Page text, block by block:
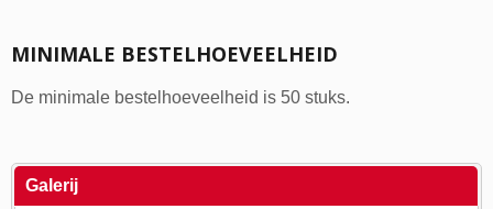
MINIMALE BESTELHOEVEELHEID
De minimale bestelhoeveelheid is 50 stuks.
Galerij